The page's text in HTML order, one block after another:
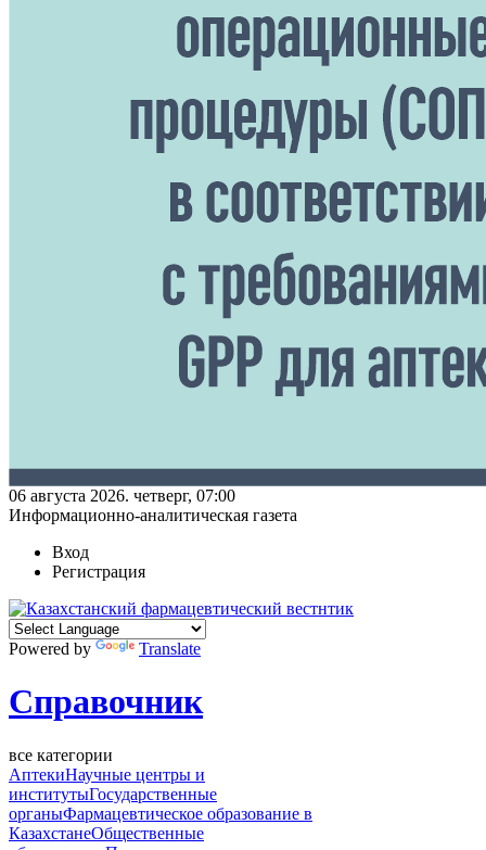
06 августа 2026. четверг, 07:00
Информационно-аналитическая газета
Вход
Регистрация
Powered by Translate
Справочник
все категории
АптекиНаучные центры и
институтыГосударственные
органыФармацевтическое образование в
КазахстанеОбщественные